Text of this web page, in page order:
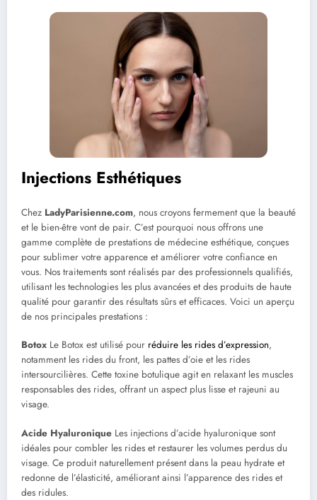
Injections Esthétiques
Chez LadyParisienne.com, nous croyons fermement que la beauté
et le bien-être vont de pair. C’est pourquoi nous offrons une
gamme complète de prestations de médecine esthétique, conçues
pour sublimer votre apparence et améliorer votre confiance en
vous. Nos traitements sont réalisés par des professionnels qualifiés,
utilisant les technologies les plus avancées et des produits de haute
qualité pour garantir des résultats sûrs et efficaces. Voici un aperçu
de nos principales prestations :
Botox Le Botox est utilisé pour réduire les rides d’expression,
notamment les rides du front, les pattes d’oie et les rides
intersourcilières. Cette toxine botulique agit en relaxant les muscles
responsables des rides, offrant un aspect plus lisse et rajeuni au
visage.
Acide Hyaluronique Les injections d’acide hyaluronique sont
idéales pour combler les rides et restaurer les volumes perdus du
visage. Ce produit naturellement présent dans la peau hydrate et
redonne de l’élasticité, améliorant ainsi l’apparence des rides et
des ridules.